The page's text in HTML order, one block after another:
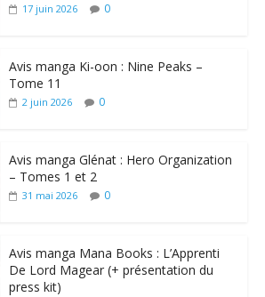
17 juin 2026 0
Avis manga Ki-oon : Nine Peaks –
Tome 11
2 juin 2026 0
Avis manga Glénat : Hero Organization
– Tomes 1 et 2
31 mai 2026 0
Avis manga Mana Books : L’Apprenti
De Lord Magear (+ présentation du
press kit)